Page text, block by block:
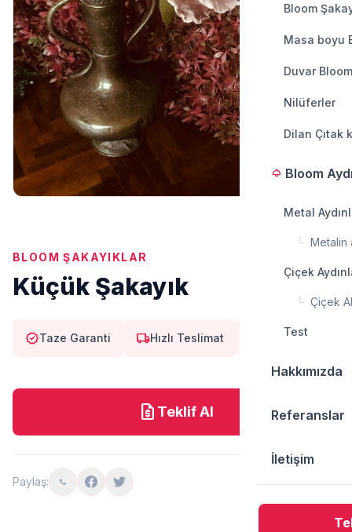
Bloom
Masa boyu
Duvar
Nilüferler
Dilan Çıtak
light Bloom
Metal
└ Metalin
Çiçek
└ Çiçek
Test
Hakkımızda
Referanslar
İletişim
BLOOM ŞAKAYIKLAR
Küçük Şakayık
verifiedTaze Garanti local_shippingHızlı Teslimat Doğal
request_quote Teklif Al
Paylaş: